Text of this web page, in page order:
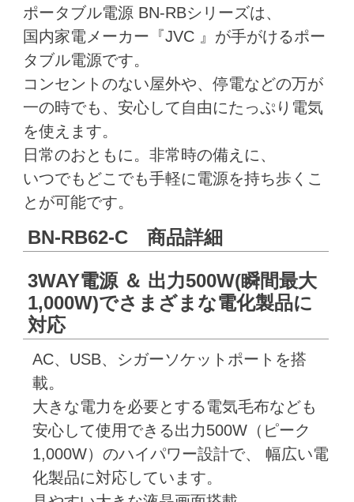
ポータブル電源 BN-RBシリーズは、
国内家電メーカー『JVC 』が手がけるポー
タブル電源です。
コンセントのない屋外や、停電などの万が
一の時でも、安心して自由にたっぷり電気
を使えます。
日常のおともに。非常時の備えに、
いつでもどこでも手軽に電源を持ち歩くこ
とが可能です。
BN-RB62-C 商品詳細
3WAY電源 ＆ 出力500W(瞬間最大
1,000W)でさまざまな電化製品に
対応
AC、USB、シガーソケットポートを搭
載。
大きな電力を必要とする電気毛布なども
安心して使用できる出力500W（ピーク
1,000W）のハイパワー設計で、 幅広い電
化製品に対応しています。